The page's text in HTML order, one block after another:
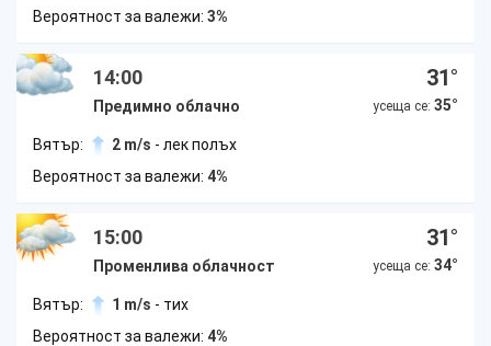
Вероятност за валежи: 3%
14:00
Предимно облачно
31°
усеща се: 35°
Вятър: 2 m/s - лек полъх
Вероятност за валежи: 4%
15:00
Променлива облачност
31°
усеща се: 34°
Вятър: 1 m/s - тих
Вероятност за валежи: 4%